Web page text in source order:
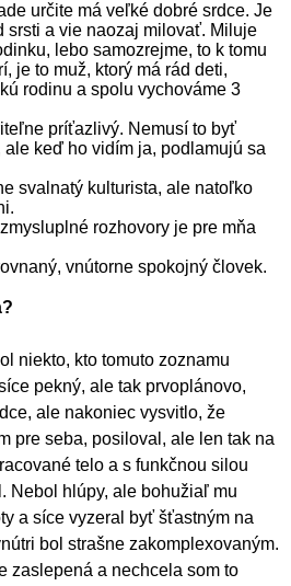
určite má veľké dobré srdce. Je
srsti a vie naozaj milovať. Miluje
lebo samozrejme, to k tomu
je to muž, ktorý má rád deti,
rodinu a spolu vychováme 3
príťazlivý. Nemusí to byť
ale keď ho vidím ja, podlamujú sa
svalnatý kulturista, ale natoľko
rozhovory je pre mňa
vnútorne spokojný človek.
niekto, kto tomuto zoznamu
pekný, ale tak prvoplánovo,
ale nakoniec vysvitlo, že
pre seba, posiloval, ale len tak na
telo a s funkčnou silou
Nebol hlúpy, ale bohužiaľ mu
a síce vyzeral byť šťastným na
bol strašne zakomplexovaným.
zaslepená a nechcela som to